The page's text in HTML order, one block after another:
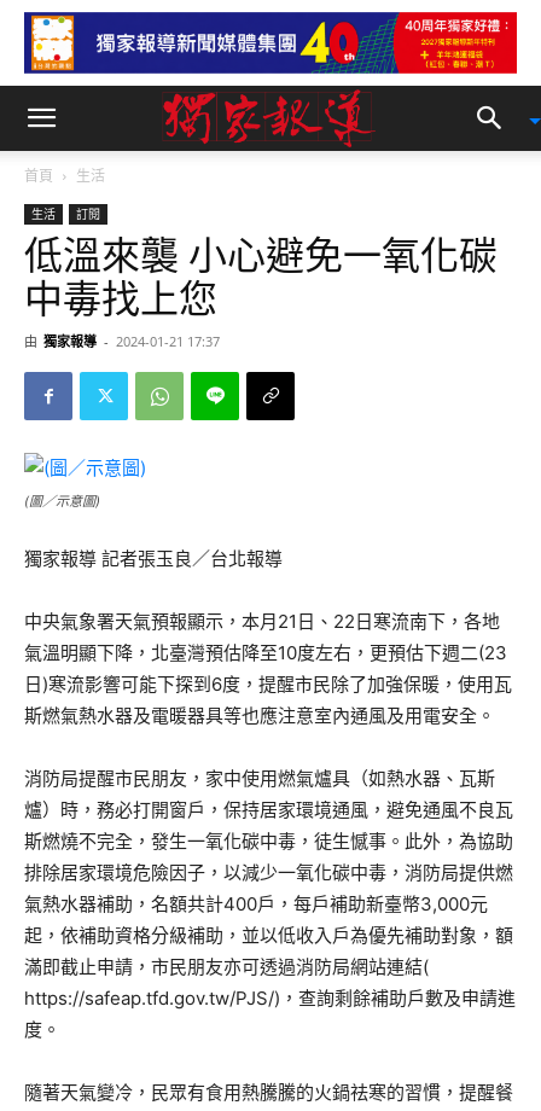
首頁 生活
生活 訂閱
低溫來襲 小心避免一氧化碳
中毒找上您
由 獨家報導 - 2024-01-21 17:37
(圖／示意圖)
獨家報導 記者張玉良／台北報導
中央氣象署天氣預報顯示，本月21日、22日寒流南下，各地
氣溫明顯下降，北臺灣預估降至10度左右，更預估下週二(23
日)寒流影響可能下探到6度，提醒市民除了加強保暖，使用瓦
斯燃氣熱水器及電暖器具等也應注意室內通風及用電安全。
消防局提醒市民朋友，家中使用燃氣爐具（如熱水器、瓦斯
爐）時，務必打開窗戶，保持居家環境通風，避免通風不良瓦
斯燃燒不完全，發生一氧化碳中毒，徒生憾事。此外，為協助
排除居家環境危險因子，以減少一氧化碳中毒，消防局提供燃
氣熱水器補助，名額共計400戶，每戶補助新臺幣3,000元
起，依補助資格分級補助，並以低收入戶為優先補助對象，額
滿即截止申請，市民朋友亦可透過消防局網站連結(
https://safeap.tfd.gov.tw/PJS/)，查詢剩餘補助戶數及申請進
度。
隨著天氣變冷，民眾有食用熱騰騰的火鍋祛寒的習慣，提醒餐